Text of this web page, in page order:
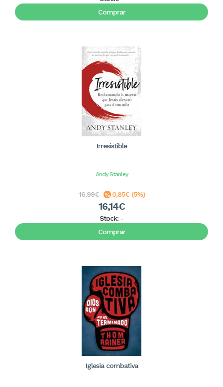
Comprar
Irresistible
Andy Stanley
16,99€ 0,85€ (5%)
16,14€
Stock: -
Comprar
Iglesia combativa